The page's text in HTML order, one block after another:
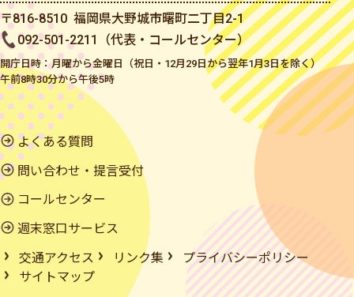
〒816-8510 福岡県大野城市曙町二丁目2-1
092-501-2211（代表・コールセンター）
開庁日時：月曜から金曜日（祝日・12月29日から翌年1月3日を除く）
午前8時30分から午後5時
よくある質問
問い合わせ・提言受付
コールセンター
週末窓口サービス
交通アクセス
リンク集
プライバシーポリシー
サイトマップ